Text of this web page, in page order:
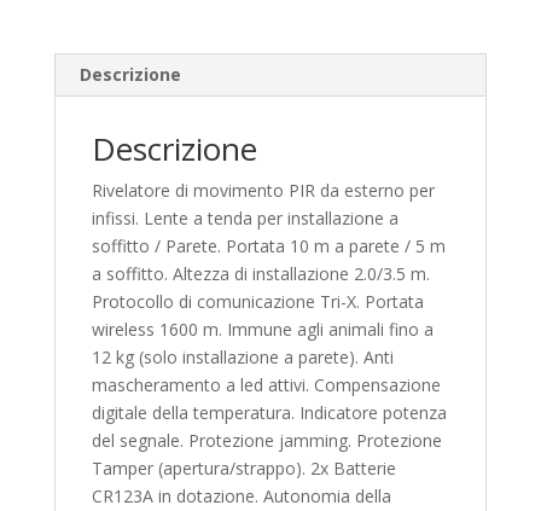
Descrizione
Descrizione
Rivelatore di movimento PIR da esterno per
infissi. Lente a tenda per installazione a
soffitto / Parete. Portata 10 m a parete / 5 m
a soffitto. Altezza di installazione 2.0/3.5 m.
Protocollo di comunicazione Tri-X. Portata
wireless 1600 m. Immune agli animali fino a
12 kg (solo installazione a parete). Anti
mascheramento a led attivi. Compensazione
digitale della temperatura. Indicatore potenza
del segnale. Protezione jamming. Protezione
Tamper (apertura/strappo). 2x Batterie
CR123A in dotazione. Autonomia della